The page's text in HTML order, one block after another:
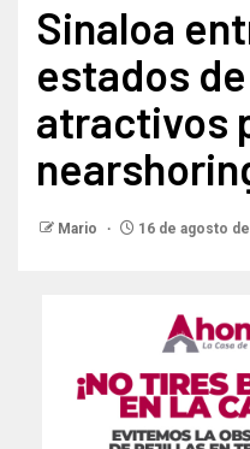
Sinaloa
estados
atractivos
Mario 16 de agosto